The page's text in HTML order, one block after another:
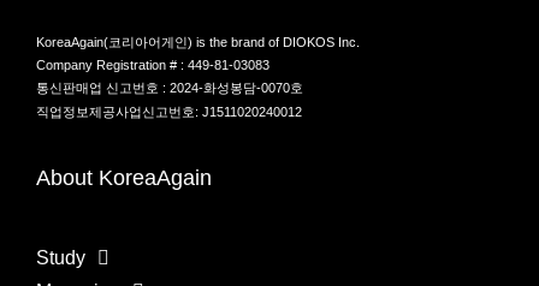
KoreaAgain(코리아어게인) is the brand of DIOKOS Inc.
Company Registration # : 449-81-03083
통신판매업 신고번호 : 2024-화성봉담-0070호
직업정보제공사업신고번호: J1511020240012
About KoreaAgain
Study